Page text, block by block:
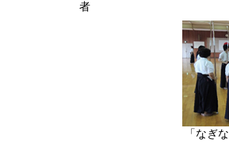
者
「なぎ